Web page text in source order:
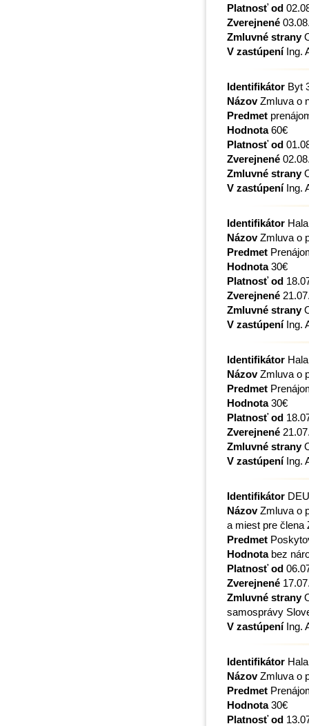
Platnosť od
Zverejnené
Zmluvné strany
V zastúpeníIng.
Identifikátor Byt
NázovZmluva o
Predmet
Hodnota60€
Platnosť od
Zverejnené
Zmluvné strany
V zastúpeníIng.
Identifikátor Hala
NázovZmluva o
Predmet
Hodnota30€
Platnosť od
Zverejnené
Zmluvné strany
V zastúpeníIng.
Identifikátor Hala
NázovZmluva o
Predmet
Hodnota30€
Platnosť od
Zverejnené
Zmluvné strany
V zastúpeníIng.
Identifikátor
NázovZmluva o
a miest pre člena
Predmet
Hodnotabez
Platnosť od
Zverejnené
Zmluvné strany
samosprávy
V zastúpeníIng.
Identifikátor Hala
NázovZmluva o
Predmet
Hodnota30€
Platnosť od